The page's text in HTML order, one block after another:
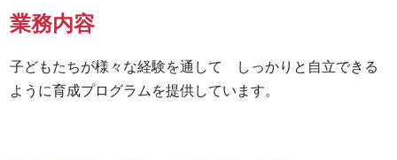
業務内容
子どもたちが様々な経験を通して　しっかりと自立できる
ように育成プログラムを提供しています。